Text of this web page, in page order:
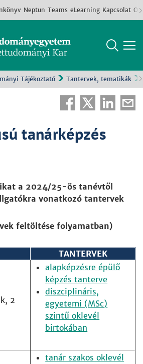
Neptun Teams eLearning Kapcsolat
Tájékoztató Tantervek, tematikák
tanárképzés
a 2024/25-ös tanévtől
vonatkozó tantervek
feltöltése folyamatban)
TANTERVEK
2
alapképzésre épülő
képzés tanterve
diszciplináris,
egyetemi (MSc)
szintű oklevél
birtokában
tanár szakos oklevél